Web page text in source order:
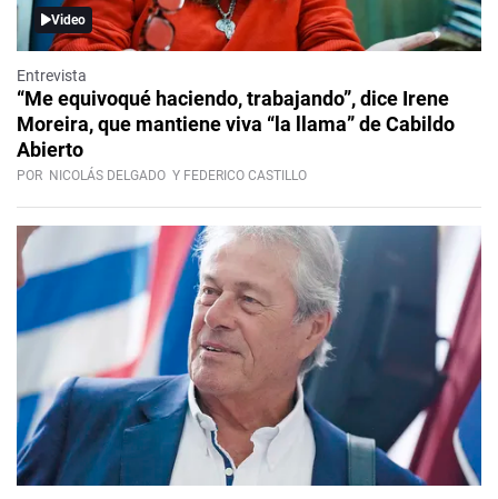
Video
Entrevista
“Me equivoqué haciendo, trabajando”, dice Irene
Moreira, que mantiene viva “la llama” de Cabildo
Abierto
POR NICOLÁS DELGADO Y FEDERICO CASTILLO